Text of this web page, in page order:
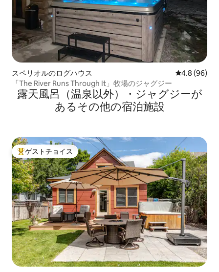
スペリオルのログハウス レビュー96
4.8 (96)
「The River Runs Through It」牧場のジャグジー
露天風呂（温泉以外）・ジャグジーが
あるその他の宿泊施設
大好評のゲストチョイスです。
ゲストチョイス